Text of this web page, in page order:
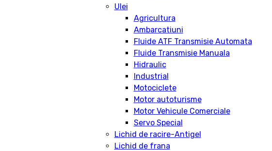
Ulei
Agricultura
Ambarcatiuni
Fluide ATF Transmisie Automata
Fluide Transmisie Manuala
Hidraulic
Industrial
Motociclete
Motor autoturisme
Motor Vehicule Comerciale
Servo Special
Lichid de racire-Antigel
Lichid de frana